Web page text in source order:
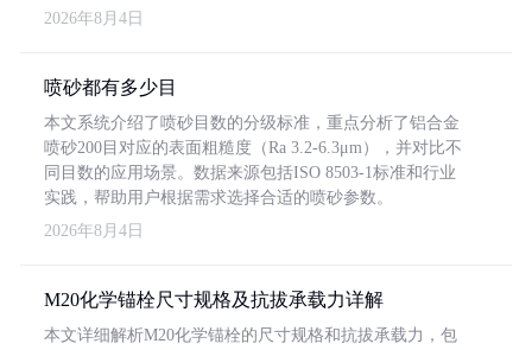
2026年8月4日
喷砂都有多少目
本文系统介绍了喷砂目数的分级标准，重点分析了铝合金
喷砂200目对应的表面粗糙度（Ra 3.2-6.3μm），并对比不
同目数的应用场景。数据来源包括ISO 8503-1标准和行业
实践，帮助用户根据需求选择合适的喷砂参数。
2026年8月4日
M20化学锚栓尺寸规格及抗拔承载力详解
本文详细解析M20化学锚栓的尺寸规格和抗拔承载力，包